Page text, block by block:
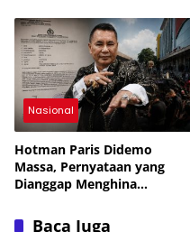
Pemerintah Siapkan
Penertiban
Nasional
Hotman Paris Didemo
Massa, Pernyataan yang
Dianggap Menghina
ke Polda Metro Jaya
Baca Juga